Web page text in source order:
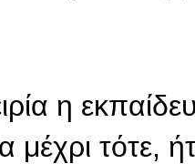
η
μέχρι τότε,